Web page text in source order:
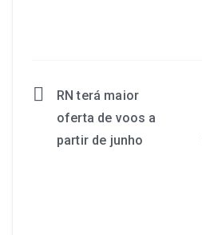
RN terá maior
oferta de voos a
partir de junho